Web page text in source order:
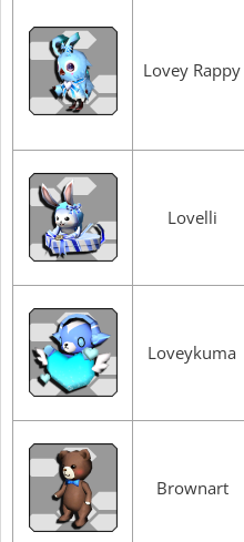
Lovey Rappy
Lovelli
Loveykuma
Brownart